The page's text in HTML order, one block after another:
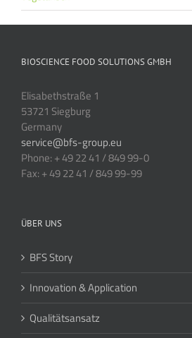
BIOSCIENCE FOOD SOLUTIONS GMBH
Elisabethstraße 1
53721 Siegburg
Germany
service@bfs-group.eu
Phone: + 49 22 41 / 849 99-0
Fax: + 49 22 41 / 849 99-99
ÜBER UNS
BFS Story
Innovation & Application
Qualitätsansatz